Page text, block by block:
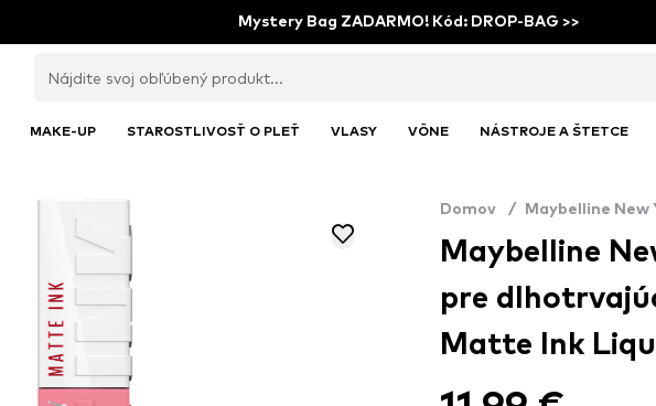
Mystery Bag ZADARMO! Kód: DROP-BAG >>
MAKE-UP STAROSTLIVOSŤ O PLEŤ VLASY VÔNE NÁSTROJE A ŠTETCE
Domov / Maybelline New
Maybelline
pre
Matte Ink